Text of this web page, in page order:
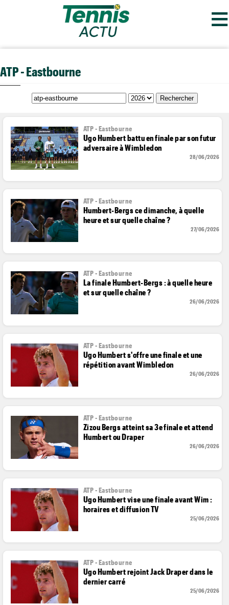
≡
ATP - Eastbourne
ATP - Eastbourne
Ugo Humbert battu en finale par son futur
adversaire à Wimbledon
28/06/2026
ATP - Eastbourne
Humbert-Bergs ce dimanche, à quelle
heure et sur quelle chaîne ?
27/06/2026
ATP - Eastbourne
La finale Humbert-Bergs : à quelle heure
et sur quelle chaîne ?
26/06/2026
ATP - Eastbourne
Ugo Humbert s'offre une finale et une
répétition avant Wimbledon
26/06/2026
ATP - Eastbourne
Zizou Bergs atteint sa 3e finale et attend
Humbert ou Draper
26/06/2026
ATP - Eastbourne
Ugo Humbert vise une finale avant Wim :
horaires et diffusion TV
25/06/2026
ATP - Eastbourne
Ugo Humbert rejoint Jack Draper dans le
dernier carré
25/06/2026